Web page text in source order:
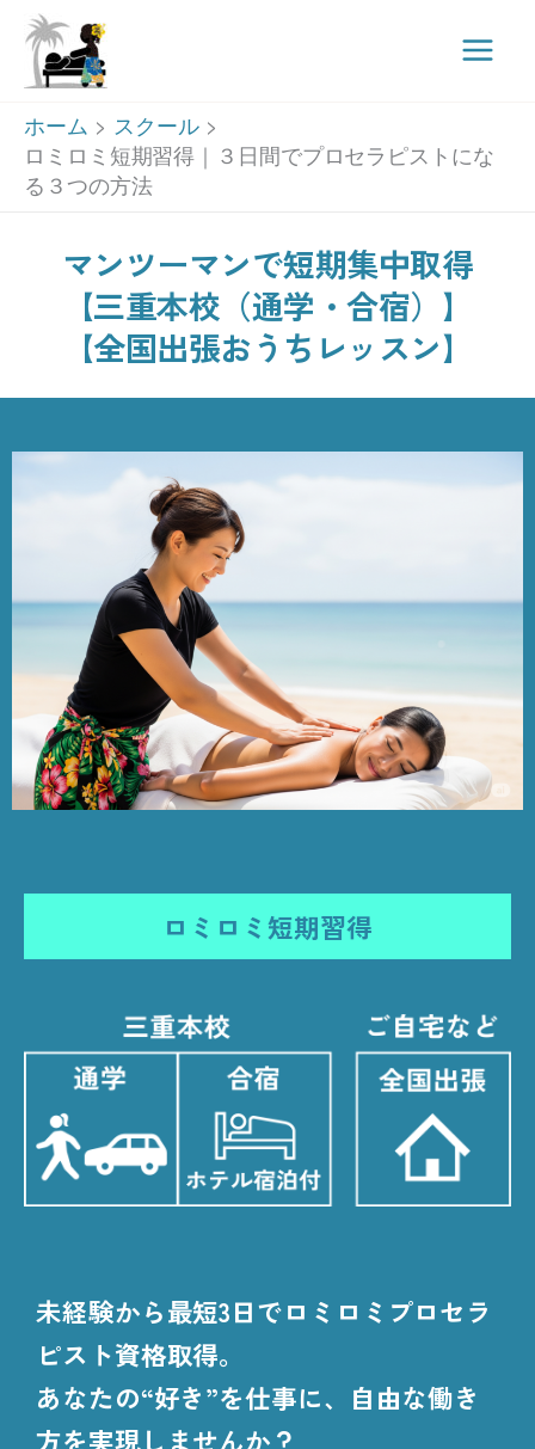
Main
ホーム
スクール
ロミロミ短期習得｜３日間でプロセラピストにな
る３つの方法
マンツーマンで短期集中取得
【三重本校（通学・合宿）】
【全国出張おうちレッスン】
ロミロミ短期習得
未経験から最短3日でロミロミプロセラ
ピスト資格取得。
あなたの“好き”を仕事に、自由な働き
方を実現しませんか？